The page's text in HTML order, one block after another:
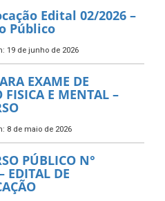
Edital 02/2026 –
Público
19 de junho de 2026
EXAME DE
FISICA E MENTAL –
8 de maio de 2026
PÚBLICO N°
EDITAL DE